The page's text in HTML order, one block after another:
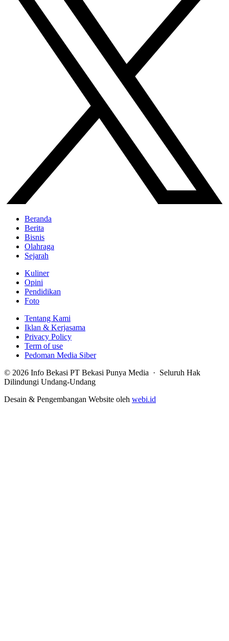
Beranda
Berita
Bisnis
Olahraga
Sejarah
Kuliner
Opini
Pendidikan
Foto
Tentang Kami
Iklan & Kerjasama
Privacy Policy
Term of use
Pedoman Media Siber
© 2026 Info Bekasi PT Bekasi Punya Media · Seluruh Hak
Dilindungi Undang-Undang
Desain & Pengembangan Website oleh webi.id